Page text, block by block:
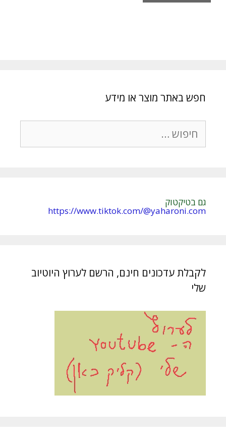
חפש באתר מוצר או מידע
חיפוש:
גם בטיקטוק
https://www.tiktok.com/@yaharoni.com
לקבלת עדכונים חינם, הרשם לערוץ היוטיוב
שלי